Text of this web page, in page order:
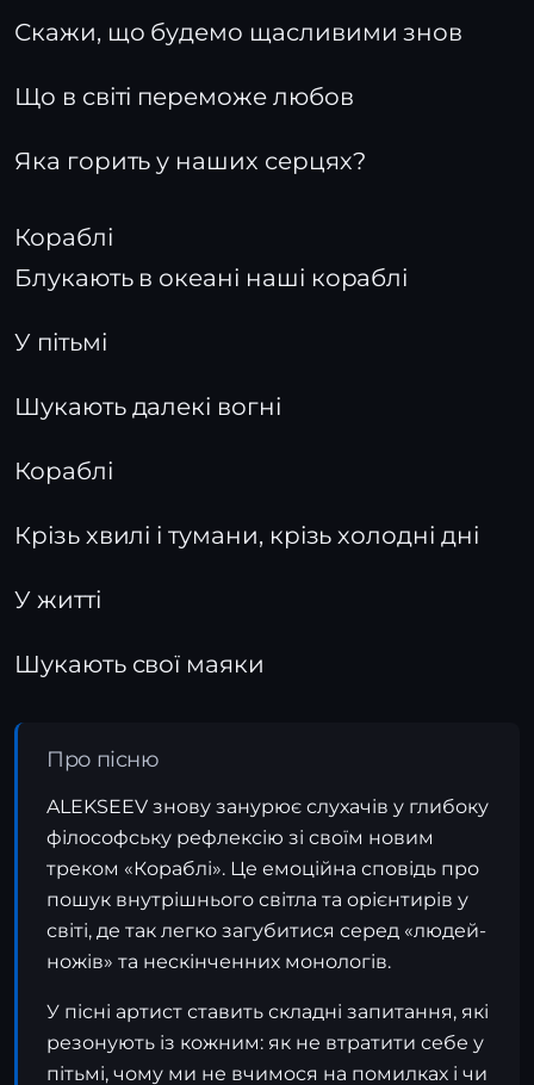
Скажи, що будемо щасливими знов
Що в світі переможе любов
Яка горить у наших серцях?
Кораблі
Блукають в океані наші кораблі
У пітьмі
Шукають далекі вогні
Кораблі
Крізь хвилі і тумани, крізь холодні дні
У житті
Шукають свої маяки
Про пісню
ALEKSEEV знову занурює слухачів у глибоку
філософську рефлексію зі своїм новим
треком «Кораблі». Це емоційна сповідь про
пошук внутрішнього світла та орієнтирів у
світі, де так легко загубитися серед «людей-
ножів» та нескінченних монологів.
У пісні артист ставить складні запитання, які
резонують із кожним: як не втратити себе у
пітьмі, чому ми не вчимося на помилках і чи